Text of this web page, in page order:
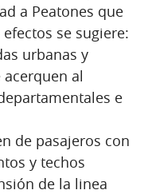
a Peatones que
se sugiere:
urbanas y
al
e
de pasajeros con
y techos
de la linea